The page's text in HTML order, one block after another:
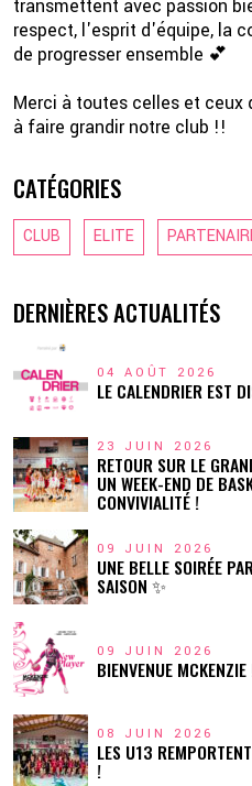
transmettent avec passion
respect, l'esprit d'équipe, la
de progresser ensemble 💕
Merci à toutes celles et
à faire grandir notre club !!
CATÉGORIES
CLUB ELITE
DERNIÈRES ACTUALITÉS
04 AOÛT 2026
LE CALENDRIER EST
23 JUIN 2026
RETOUR SUR LE
UN WEEK-END DE
CONVIVIALITÉ !
09 JUIN 2026
UNE BELLE SOIRÉE
SAISON ✨
09 JUIN 2026
BIENVENUE
08 JUIN 2026
LES U13
!